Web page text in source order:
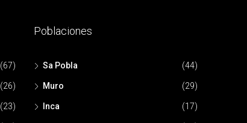
(67)
(26)
(23)
Poblaciones
Sa Pobla (44)
Muro (29)
Inca (17)